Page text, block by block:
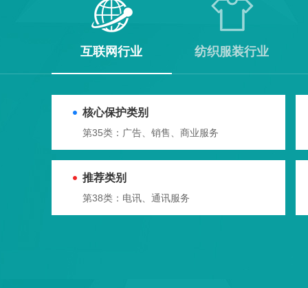
互联网行业 纺织服装行业
核心保护类别
第35类：广告、销售、商业服务
推荐类别
第38类：电讯、通讯服务